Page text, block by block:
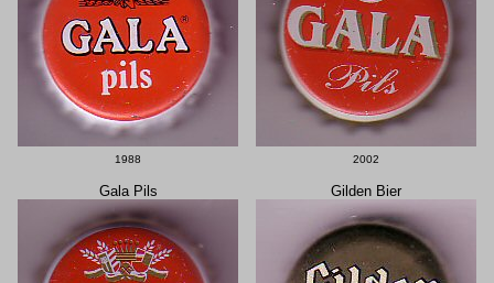
1988 2002
Gala Pils Gilden Bier